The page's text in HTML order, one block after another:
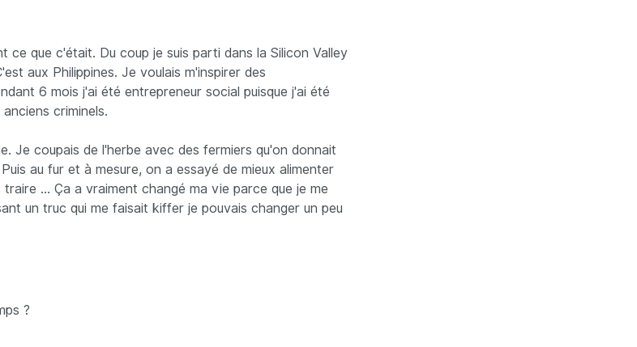
ce que c'était. Du coup je suis parti dans la Silicon Valley
aux Philippines. Je voulais m'inspirer des
6 mois j'ai été entrepreneur social puisque j'ai été
criminels.
Je coupais de l'herbe avec des fermiers qu'on donnait
au fur et à mesure, on a essayé de mieux alimenter
... Ça a vraiment changé ma vie parce que je me
un truc qui me faisait kiffer je pouvais changer un peu
?